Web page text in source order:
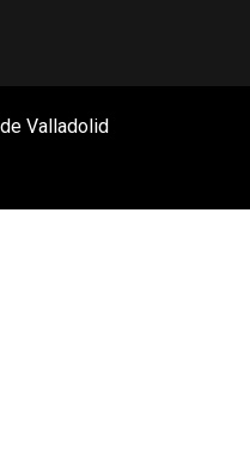
Valladolid